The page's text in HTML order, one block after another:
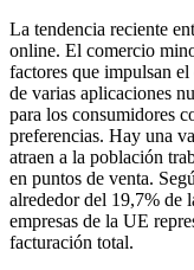
La tendencia reciente
online. El comercio
factores que impulsan
de varias aplicaciones
para los consumidores
preferencias. Hay una
atraen a la población
en puntos de venta.
alrededor del 19,7% de
empresas de la UE
facturación total.